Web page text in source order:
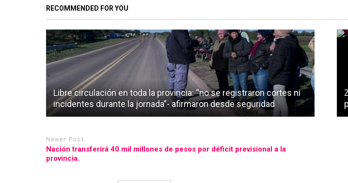
RECOMMENDED FOR YOU
Libre circulación en toda la provincia: “no se registraron cortes ni
incidentes durante la jornada”- afirmaron desde seguridad
Newer Post
Nación transferirá 40 mil millones de pesos por déficit previsional a la
provincia.